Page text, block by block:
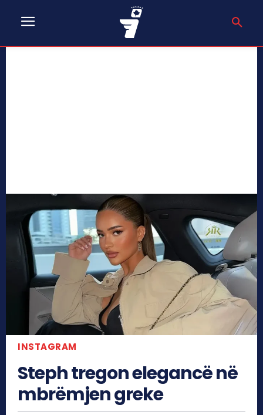
INSTAGRAM
Steph tregon elegancë në
mbrëmjen greke